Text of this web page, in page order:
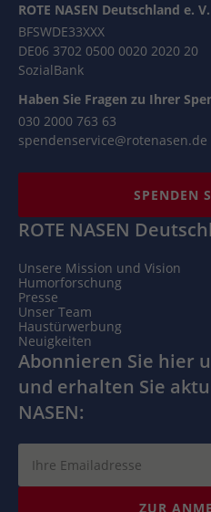
ROTE NASEN Deutschland e. V.
BFSWDE33XXX
DE06 3702 0500 0020 2020 20
SozialBank
Haben Sie Fragen zu Ihrer
030 2000 763 63
spendenservice@rotenasen.de
SPENDEN
ROTE NASEN
Unsere Mission und Vision
Humorforschung
Presse
Unser Team
Haustürwerbung
Neuigkeiten
Abonnieren Sie hier
und erhalten Sie
NASEN:
ZUR